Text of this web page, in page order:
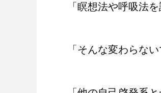
「瞑想法や呼吸法
「そんな変わらない